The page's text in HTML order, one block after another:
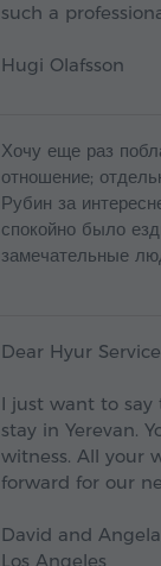
such a
Hugi Olafsson
Хочу еще раз
отношение;
Рубин за
спокойно было
замечательные
Dear Hyur
I just want to say
stay in Yerevan.
witness. All your
forward for our
David and
Los Angeles